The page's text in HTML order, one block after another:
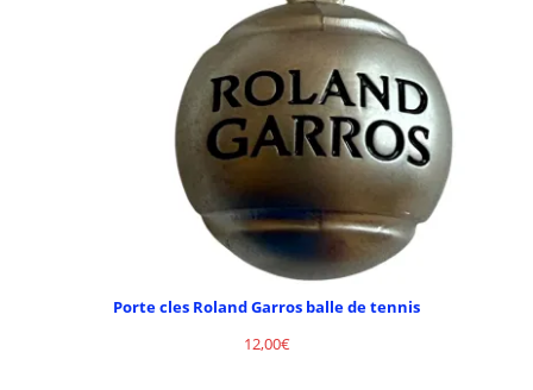
Porte cles Roland Garros balle de tennis
12,00€